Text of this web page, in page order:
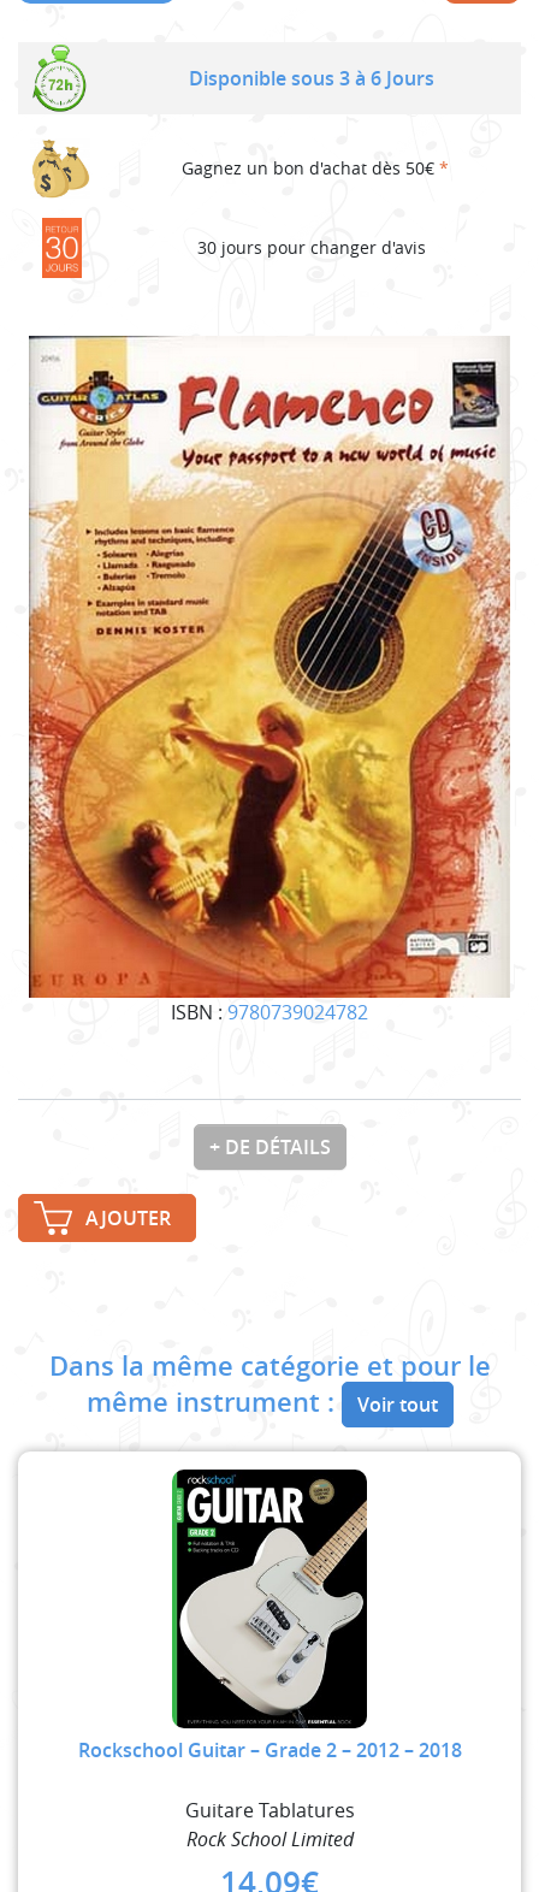
ISBN : 9780739024782
Disponible sous 3 à 6 Jours
Gagnez un bon d'achat dès 50€ *
30 jours pour changer d'avis
+ DE DÉTAILS
AJOUTER
Dans la même catégorie et pour le
même instrument :
Voir tout
Rockschool Guitar – Grade 2 – 2012 – 2018
Guitare Tablatures
Rock School Limited
14,09€